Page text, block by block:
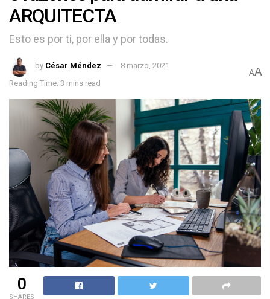
ARQUITECTA
Esto es por ti, por ella y por todas.
by César Méndez
8 marzo, 2021
Reading Time: 3 mins read
AA
0
SHARES